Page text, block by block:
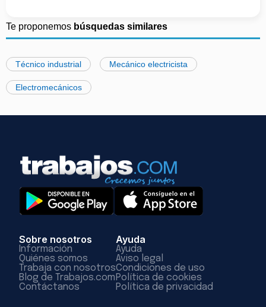
Te proponemos búsquedas similares
Técnico industrial Mecánico electricista
Electromecánicos
Sobre nosotros
Información
Quiénes somos
Trabaja con nosotros
Blog de Trabajos.com
Contáctanos
Ayuda
Ayuda
Aviso legal
Condiciones de uso
Política de cookies
Política de privacidad